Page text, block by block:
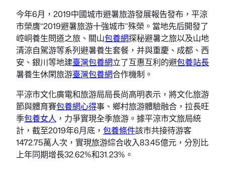
今年6月，2019中國城市避暑旅游發展報告發布，平涼
市榮膺“2019避暑旅游十強城市”殊榮。當地先后開發了
崆峒養生問道之旅、關山包養網探秘避暑之旅以及山地
清涼自駕游等系列避暑養生套餐，并與重慶、成都、西
安、銀川等地建臺灣包養網立了互惠互利的避包養站長
暑養生休閑旅游臺灣包養網合作機制。
平涼市文化廣電和旅游局局長尚高明表示，將文化旅游
節與體育賽包養網心得事、鄉村旅游體驗融合，拉長旺
季包養女人 ，力爭實現全季旅游。據平涼市文旅局統
計，截至2019年6月底， 包養條件該市共接待游客
1472.75萬人次，實現旅游綜合收入83.45億元，分別比
上年同期增長32.62%和31.23%。